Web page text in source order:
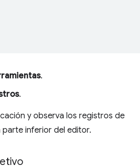
.
.
y observa los registros de
inferior del editor.